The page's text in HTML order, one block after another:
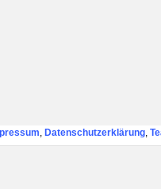
, Datenschutzerklärung,